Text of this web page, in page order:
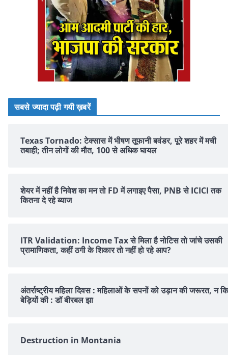
सबसे ज्यादा पढ़ी गयी ख़बरें
Texas Tornado: टेक्सास में भीषण तूफानी बवंडर, पूरे शहर में मची
तबाही; तीन लोगों की मौत, 100 से अधिक घायल
शेयर में नहीं है न‍िवेश का मन तो FD में लगाइए पैसा, PNB से ICICI तक
क‍ितना दे रहे ब्‍याज
ITR Validation: Income Tax से मिला है नोटिस तो जांचे उसकी
प्रामाणिकता, कहीं ठगी के शिकार तो नहीं हो रहे आप?
अंतर्राष्ट्रीय महिला दिवस : महिलाओं के सपनों को उड़ान की जरूरत, न कि
बेड़ियों की : डॉ बीरबल झा
Destruction in Montania